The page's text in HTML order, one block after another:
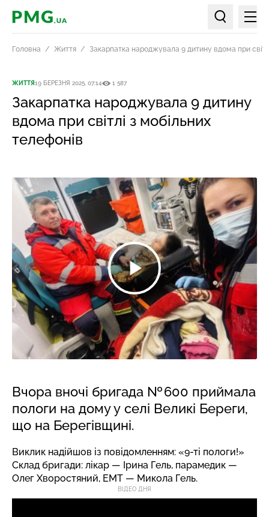
PMG.ua
Пошук по
Головна Життя Закарпатка народжувала 9 дитину вдома при
ЖИТТЯ19 БЕРЕЗНЯ 2025, 07:14 1 587
Закарпатка народжувала 9 дитину
вдома при світлі з мобільних
телефонів
Вчора вночі бригада № 600 приймала
пологи на дому у селі Великі Береги,
що на Берегівщині.
Виклик надійшов із повідомленням: «9-ті пологи!»
Склад бригади: лікар — Ірина Гель, парамедик —
Олег Хворостяний, ЕМТ — Микола Гель.
ВІДЕО ДНЯ